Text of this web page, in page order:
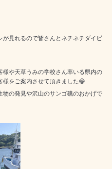
見れるので皆さんとネチネチダイビ
様や天草うみの学校さん率いる県内の
様をご案内させて頂きました😁
の発見や沢山のサンゴ礁のおかげで